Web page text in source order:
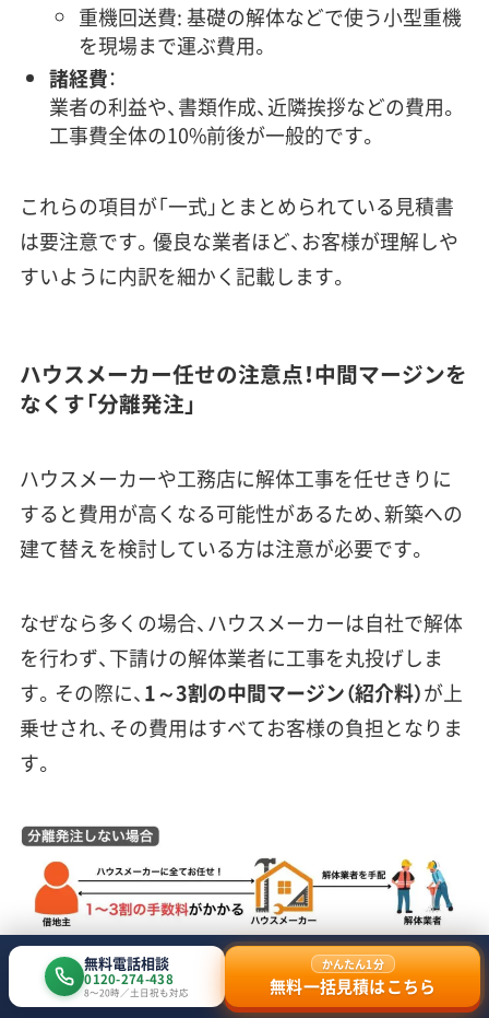
重機回送費: 基礎の解体などで使う小型重機
を現場まで運ぶ費用。
諸経費：
業者の利益や、書類作成、近隣挨拶などの費用。
工事費全体の10%前後が一般的です。
これらの項目が「一式」とまとめられている見積書
は要注意です。優良な業者ほど、お客様が理解しや
すいように内訳を細かく記載します。
ハウスメーカー任せの注意点！中間マージンを
なくす「分離発注」
ハウスメーカーや工務店に解体工事を任せきりに
すると費用が高くなる可能性があるため、新築への
建て替えを検討している方は注意が必要です。
なぜなら多くの場合、ハウスメーカーは自社で解体
を行わず、下請けの解体業者に工事を丸投げしま
す。その際に、1～3割の中間マージン（紹介料）が上
乗せされ、その費用はすべてお客様の負担となりま
す。
無料電話相談
0120-274-438
8〜20時／土日祝も対応
かんたん1分
無料一括見積はこちら